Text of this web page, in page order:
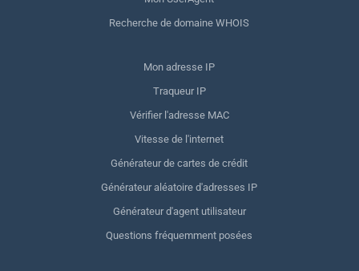
Recherche de domaine WHOIS
Mon adresse IP
Traqueur IP
Vérifier l'adresse MAC
Vitesse de l'internet
Générateur de cartes de crédit
Générateur aléatoire d'adresses IP
Générateur d'agent utilisateur
Questions fréquemment posées